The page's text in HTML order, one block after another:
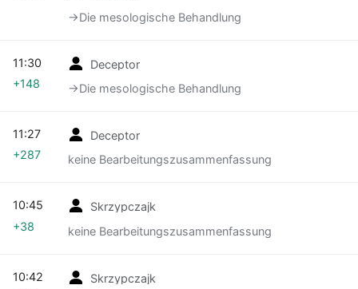
→‎Die mesologische Behandlung
Deceptor
→‎Die mesologische Behandlung
11:30
+148
Deceptor
keine Bearbeitungszusammenfassung
11:27
+287
Skrzypczajk
keine Bearbeitungszusammenfassung
10:45
+38
Skrzypczajk
10:42